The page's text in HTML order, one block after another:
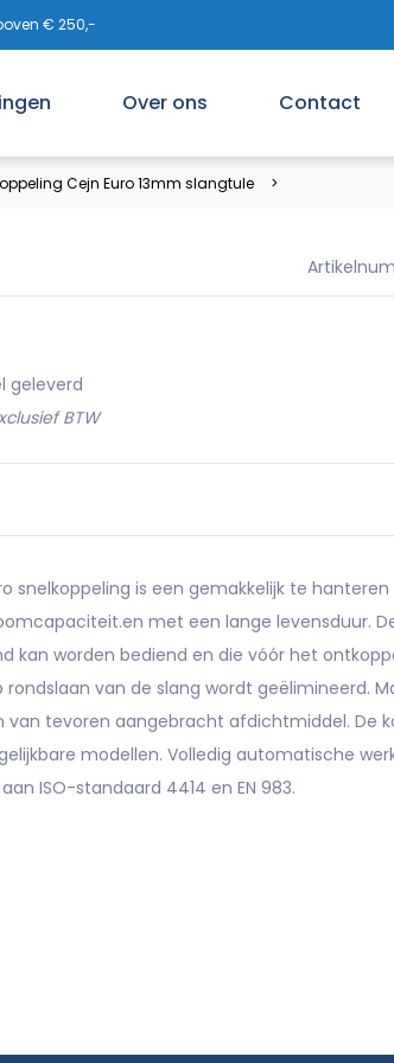
€ 250,-
Over ons Contact
Cejn Euro 13mm slangtule
geleverd
BTW
snelkoppeling is een gemakkelijk te
met een lange levensduur.
kan worden bediend en die vóór het
rondslaan van de slang wordt geëlimineerd.
van tevoren aangebracht afdichtmiddel. De
modellen. Volledig automatische
ISO-standaard 4414 en EN 983.